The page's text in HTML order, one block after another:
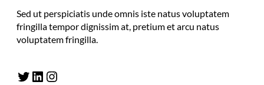
Sed ut perspiciatis unde omnis iste natus voluptatem
fringilla tempor dignissim at, pretium et arcu natus
voluptatem fringilla.
Twitter LinkedIn Instagram